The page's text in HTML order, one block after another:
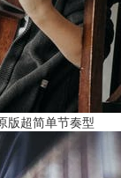
版超简单节奏型